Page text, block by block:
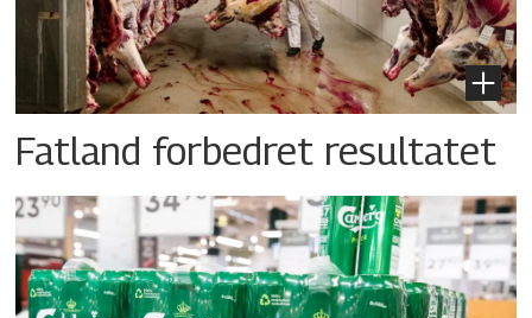
Fatland forbedret resultatet